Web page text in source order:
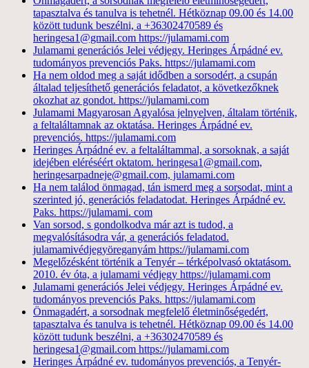
tapasztalva és tanulva is tehetnél. Hétköznap 09.00 és 14.00
között tudunk beszélni, a +36302470589 és
heringesa1@gmail.com https://julamami.com
Julamami generációs Jelei védjegy. Heringes Árpádné ev.
tudományos prevenciós Paks. https://julamami.com
Ha nem oldod meg a saját idődben a sorsodért, a csupán
általad teljesíthető generációs feladatot, a következőknek
okozhat az gondot. https://julamami.com
Julamami Magyarosan Agyalósa jelnyelven, általam történik,
a feltaláltamnak az oktatása. Heringes Árpádné ev.
prevenciós. https://julamami.com
Heringes Árpádné ev. a feltaláltammal, a sorsoknak, a saját
idejében eléréséért oktatom. heringesa1@gmail.com,
heringesarpadneje@gmail.com, julamami.com
Ha nem találod önmagad, tán ismerd meg a sorsodat, mint a
szerinted jó, generációs feladatodat. Heringes Árpádné ev.
Paks. https://julamami. com
Van sorsod, s gondolkodva már azt is tudod, a
megvalósításodra vár, a generációs feladatod.
julamamivédjegyöreganyám https://julamami.com
Megelőzésként történik a Tenyér – térképolvasó oktatásom.
2010. év óta, a julamami védjegy https://julamami.com
Julamami generációs Jelei védjegy. Heringes Árpádné ev.
tudományos prevenciós Paks. https://julamami.com
Önmagadért, a sorsodnak megfelelő életminőségedért,
tapasztalva és tanulva is tehetnél. Hétköznap 09.00 és 14.00
között tudunk beszélni, a +36302470589 és
heringesa1@gmail.com https://julamami.com
Heringes Árpádné ev. tudományos prevenciós, a Tenyér-